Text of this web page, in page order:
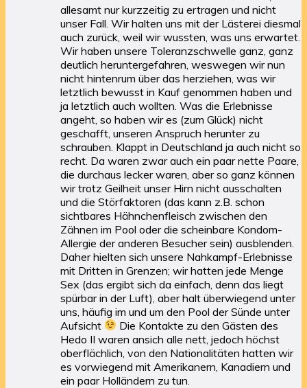
allesamt nur kurzzeitig zu ertragen und nicht
unser Fall. Wir halten uns mit der Lästerei diesmal
auch zurück, weil wir wussten, was uns erwartet.
Wir haben unsere Toleranzschwelle ganz, ganz
deutlich heruntergefahren, weswegen wir nun
nicht hintenrum über das herziehen, was wir
letztlich bewusst in Kauf genommen haben und
ja letztlich auch wollten. Was die Erlebnisse
angeht, so haben wir es (zum Glück) nicht
geschafft, unseren Anspruch herunter zu
schrauben. Klappt in Deutschland ja auch nicht so
recht. Da waren zwar auch ein paar nette Paare,
die durchaus lecker waren, aber so ganz können
wir trotz Geilheit unser Hirn nicht ausschalten
und die Störfaktoren (das kann z.B. schon
sichtbares Hähnchenfleisch zwischen den
Zähnen im Pool oder die scheinbare Kondom-
Allergie der anderen Besucher sein) ausblenden.
Daher hielten sich unsere Nahkampf-Erlebnisse
mit Dritten in Grenzen; wir hatten jede Menge
Sex (das ergibt sich da einfach, denn das liegt
spürbar in der Luft), aber halt überwiegend unter
uns, häufig im und um den Pool der Sünde unter
Aufsicht
Die Kontakte zu den Gästen des
Hedo II waren ansich alle nett, jedoch höchst
oberflächlich, von den Nationalitäten hatten wir
es vorwiegend mit Amerikanern, Kanadiern und
ein paar Holländern zu tun.